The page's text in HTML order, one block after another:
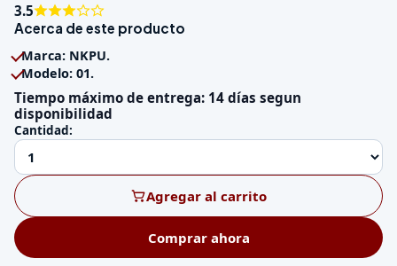
3.5
Acerca de este producto
Marca: NKPU.
Modelo: 01.
Tiempo máximo de entrega: 14 días segun
disponibilidad
Cantidad:
Agregar al carrito
Comprar ahora